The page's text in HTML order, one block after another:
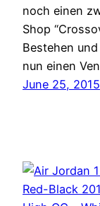
noch einen
Shop
Bestehen
nun einen
June 25, 2015